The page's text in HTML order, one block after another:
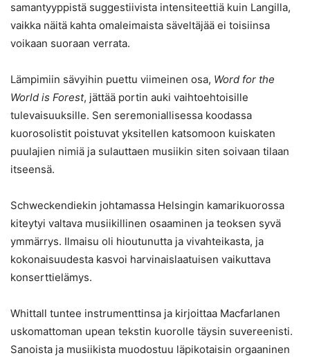
samantyyppistä suggestiivista intensiteettiä kuin Langilla,
vaikka näitä kahta omaleimaista säveltäjää ei toisiinsa
voikaan suoraan verrata.
Lämpimiin sävyihin puettu viimeinen osa, Word for the
World is Forest, jättää portin auki vaihtoehtoisille
tulevaisuuksille. Sen seremoniallisessa koodassa
kuorosolistit poistuvat yksitellen katsomoon kuiskaten
puulajien nimiä ja sulauttaen musiikin siten soivaan tilaan
itseensä.
Schweckendiekin johtamassa Helsingin kamarikuorossa
kiteytyi valtava musiikillinen osaaminen ja teoksen syvä
ymmärrys. Ilmaisu oli hioutunutta ja vivahteikasta, ja
kokonaisuudesta kasvoi harvinaislaatuisen vaikuttava
konserttielämys.
Whittall tuntee instrumenttinsa ja kirjoittaa Macfarlanen
uskomattoman upean tekstin kuorolle täysin suvereenisti.
Sanoista ja musiikista muodostuu läpikotaisin orgaaninen